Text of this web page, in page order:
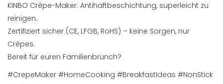
KINBO Crêpe-Maker: Antihaftbeschichtung, superleicht zu
reinigen.
Zertifiziert sicher (CE, LFGB, RoHS) – keine Sorgen, nur
Crêpes.
Bereit für euren Familienbrunch?
#CrepeMaker #HomeCooking #BreakfastIdeas #NonStick